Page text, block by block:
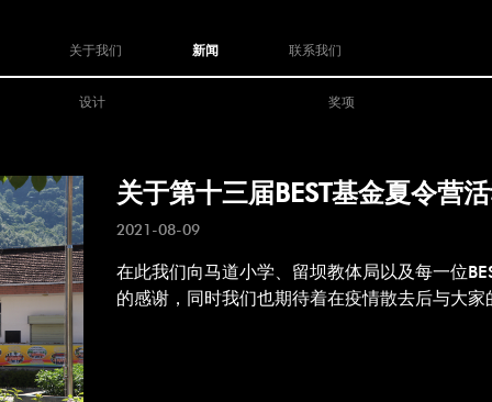
关于我们 新闻
设计 奖项
联系我们
关于第十三届BEST基金夏令营
2021-08-09
在此我们向马道小学、留坝教体局以及每一位
的感谢，同时我们也期待着在疫情散去后与大家